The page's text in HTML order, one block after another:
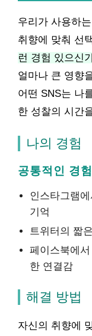
우리가 사용하
취향에 맞춰 선
런 경험 있으신
얼마나 큰 영향
어떤 SNS는 나
한 성찰의 시간
나의 경험
공통적인 경험
인스타그램
기억
트위터의 짧
페이스북에
한 연결감
해결 방법
자신의 취향에